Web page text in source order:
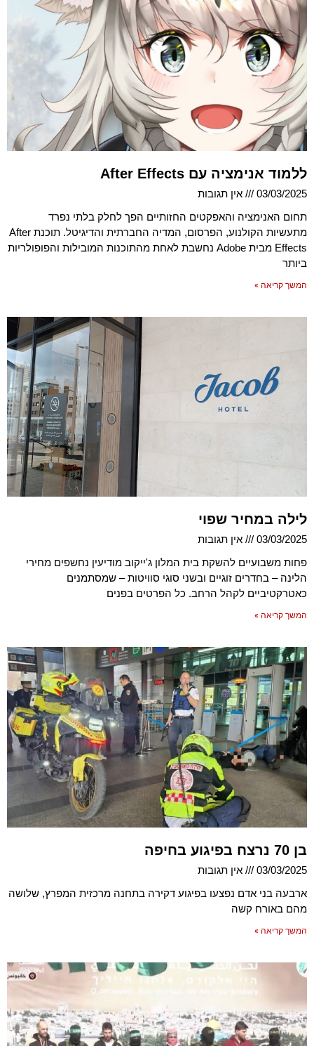
ללמוד אנימציה עם After Effects
03/03/2025
אין תגובות
תחום האנימציה והאפקטים החזותיים הפך לחלק בלתי נפרד
מתעשיות הקולנוע, הפרסום, המדיה החברתית והדיגיטל. תוכנת After
Effects מבית Adobe נחשבת לאחת מהתוכנות המובילות והפופולריות
ביותר
המשך קריאה »
לילה במחיר שפוי
03/03/2025
אין תגובות
פחות משבועיים להשקת בית המלון ג'ייקוב מודיעין נחשפים מחירי
הלינה – בחדרים זוגיים ובשני סוגי סוויטות – שמסתמנים
כאטרקטיביים לקהל הרחב. כל הפרטים בפנים
המשך קריאה »
בן 70 נרצח בפיגוע בחיפה
03/03/2025
אין תגובות
ארבעה בני אדם נפצעו בפיגוע דקירה בתחנה מרכזית המפרץ, שלושה
מהם באורח קשה
המשך קריאה »